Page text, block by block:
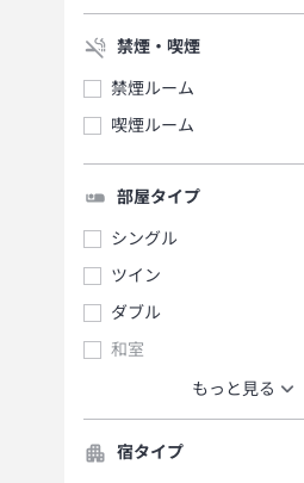
禁煙・喫煙
禁煙ルーム
喫煙ルーム
部屋タイプ
シングル
ツイン
ダブル
和室
もっと見る
宿タイプ